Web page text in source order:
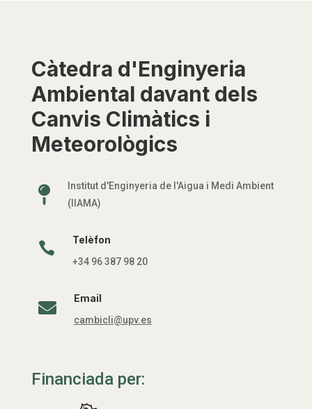
Càtedra d'Enginyeria
Ambiental davant dels
Canvis Climàtics i
Meteorològics

Institut d'Enginyeria de l'Aigua i Medi Ambient
(IIAMA)
 Telèfon
+34 96 387 98 20

Email
cambicli@upv.es
Financiada per: